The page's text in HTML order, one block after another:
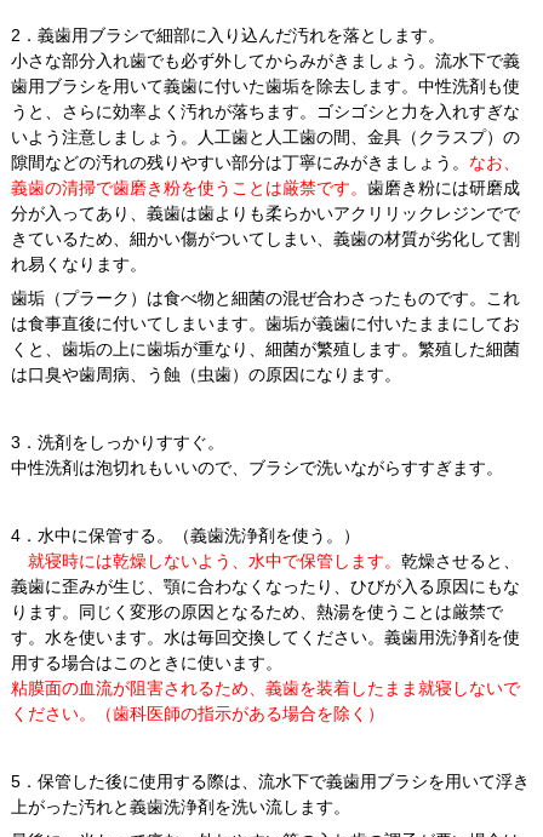
2．義歯用ブラシで細部に入り込んだ汚れを落とします。
小さな部分入れ歯でも必ず外してからみがきましょう。流水下で義
歯用ブラシを用いて義歯に付いた歯垢を除去します。中性洗剤も使
うと、さらに効率よく汚れが落ちます。ゴシゴシと力を入れすぎな
いよう注意しましょう。人工歯と人工歯の間、金具（クラスプ）の
隙間などの汚れの残りやすい部分は丁寧にみがきましょう。 なお、
義歯の清掃で歯磨き粉を使うことは厳禁です。 歯磨き粉には研磨成
分が入ってあり、義歯は歯よりも柔らかいアクリリックレジンでで
きているため、細かい傷がついてしまい、義歯の材質が劣化して割
れ易くなります。
歯垢（プラーク）は食べ物と細菌の混ぜ合わさったものです。これ
は食事直後に付いてしまいます。歯垢が義歯に付いたままにしてお
くと、歯垢の上に歯垢が重なり、細菌が繁殖します。繁殖した細菌
は口臭や歯周病、う蝕（虫歯）の原因になります。
3．洗剤をしっかりすすぐ。
中性洗剤は泡切れもいいので、ブラシで洗いながらすすぎます。
4．水中に保管する。（義歯洗浄剤を使う。）
就寝時には乾燥しないよう、水中で保管します。 乾燥させると、
義歯に歪みが生じ、顎に合わなくなったり、ひびが入る原因にもな
ります。同じく変形の原因となるため、熱湯を使うことは厳禁で
す。水を使います。水は毎回交換してください。義歯用洗浄剤を使
用する場合はこのときに使います。
粘膜面の血流が阻害されるため、義歯を装着したまま就寝しないで
ください。（歯科医師の指示がある場合を除く）
5．保管した後に使用する際は、流水下で義歯用ブラシを用いて浮き
上がった汚れと義歯洗浄剤を洗い流します。